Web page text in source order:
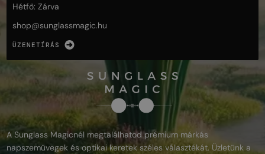
Hétfő: Zárva
shop@sunglassmagic.hu
ÜZENETÍRÁS
A Sunglass Magicnél megtalálhatod prémium márkás
napszemüvegek és optikai keretek széles választékát. Üzletünk a